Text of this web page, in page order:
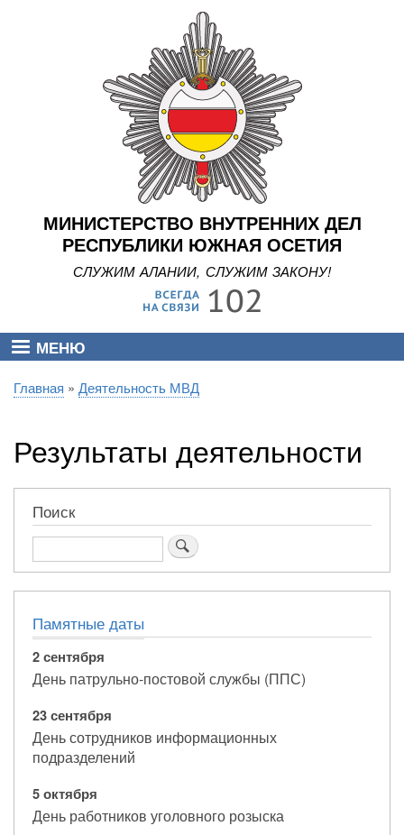
Перейти
к
основному
содержанию
МИНИСТЕРСТВО ВНУТРЕННИХ ДЕЛ
РЕСПУБЛИКИ ЮЖНАЯ ОСЕТИЯ
СЛУЖИМ АЛАНИИ, СЛУЖИМ ЗАКОНУ!
МЕНЮ
Строка
Главная Деятельность МВД
Результаты деятельности
Поиск
Поиск
Памятные даты
2 сентября
День патрульно-постовой службы (ППС)
23 сентября
День сотрудников информационных
подразделений
5 октября
День работников уголовного розыска